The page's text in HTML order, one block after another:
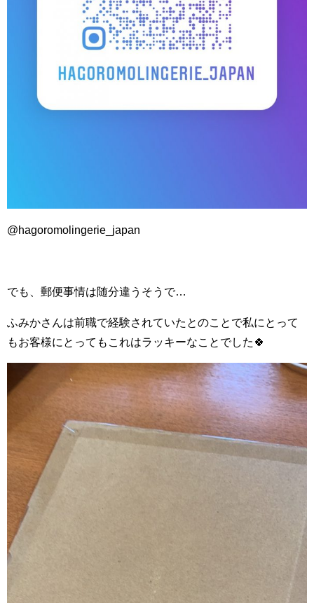
@hagoromolingerie_japan
でも、郵便事情は随分違うそうで…
ふみかさんは前職で経験されていたとのことで私にとって
もお客様にとってもこれはラッキーなことでした🍀